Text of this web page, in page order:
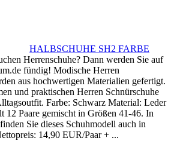
HALBSCHUHE SH2 FARBE
Herrenschuhe? Dann werden Sie auf
fündig! Modische Herren
aus hochwertigen Materialien gefertigt.
und praktischen Herren Schnürschuhe
Farbe: Schwarz Material: Leder
12 Paare gemischt in Größen 41-46. In
Sie dieses Schuhmodell auch in
14,90 EUR/Paar + ...